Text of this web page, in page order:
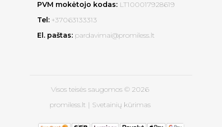
PVM mokėtojo kodas: LT100017928619
Tel: +37063133313
El. paštas: pardavimai@promiless.lt
Visos teisės saugomos © 2026
promiless.lt | Svetainių kūrimas